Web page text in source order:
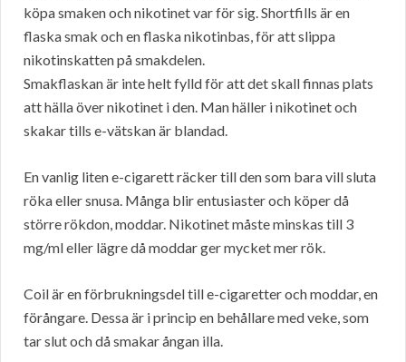
köpa smaken och nikotinet var för sig. Shortfills är en
flaska smak och en flaska nikotinbas, för att slippa
nikotinskatten på smakdelen.
Smakflaskan är inte helt fylld för att det skall finnas plats
att hälla över nikotinet i den. Man häller i nikotinet och
skakar tills e-vätskan är blandad.
En vanlig liten e-cigarett räcker till den som bara vill sluta
röka eller snusa. Många blir entusiaster och köper då
större rökdon, moddar. Nikotinet måste minskas till 3
mg/ml eller lägre då moddar ger mycket mer rök.
Coil är en förbrukningsdel till e-cigaretter och moddar, en
förångare. Dessa är i princip en behållare med veke, som
tar slut och då smakar ångan illa.